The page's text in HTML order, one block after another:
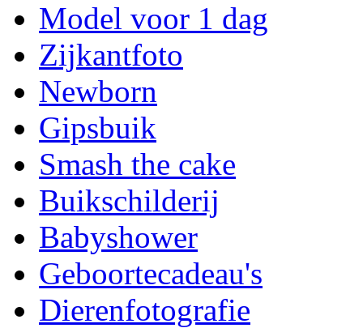
Model voor 1 dag
Zijkantfoto
Newborn
Gipsbuik
Smash the cake
Buikschilderij
Babyshower
Geboortecadeau's
Dierenfotografie